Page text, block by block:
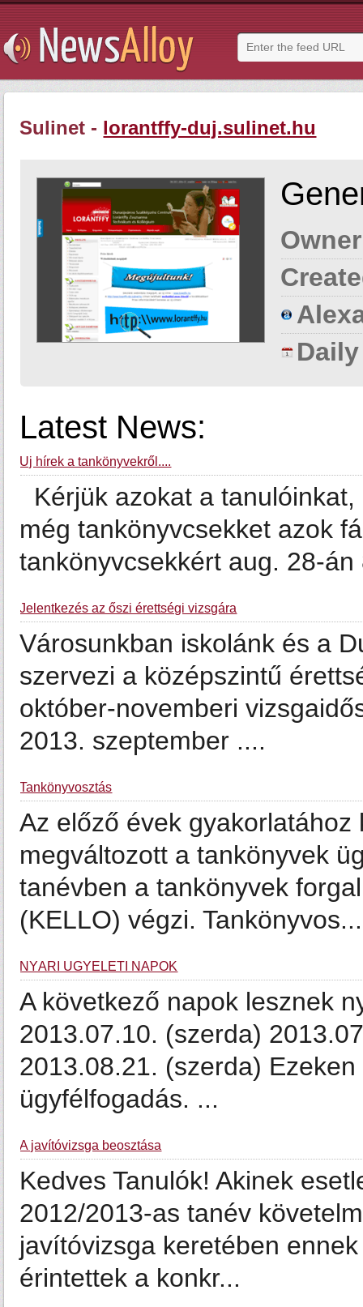
Sulinet - lorantffy-duj.sulinet.hu
Latest News:
Új hírek a tankönyvekről....
Kérjük azokat a
még tankönyvcsekket azok
tankönyvcsekkért aug. 28-
Jelentkezés az őszi érettségi vizsgára
Városunkban iskolánk és a
szervezi a középszintű
október-novemberi
2013. szeptember ....
Tankönyvosztás
Az előző évek
megváltozott a tankönyvek
tanévben a tankönyvek
(KELLO) végzi. Tankönyvos...
NYÁRI ÜGYELETI NAPOK
A következő napok lesznek
2013.07.10. (szerda)
2013.08.21. (szerda)
ügyfélfogadás. ...
A javítóvizsga beosztása
Kedves Tanulók! Akinek
2012/2013-as tanév
javítóvizsga keretében
érintettek a konkr...